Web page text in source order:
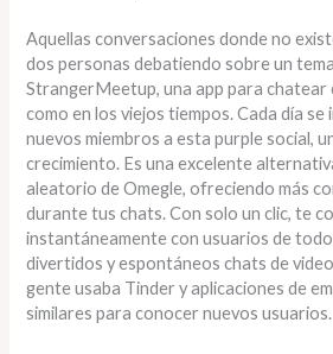
Aquellas conversaciones donde no
dos personas debatiendo sobre un
StrangerMeetup, una app para chatear
como en los viejos tiempos. Cada día se
nuevos miembros a esta purple social,
crecimiento. Es una excelente
aleatorio de Omegle, ofreciendo más
durante tus chats. Con solo un clic, te
instantáneamente con usuarios de
divertidos y espontáneos chats de
gente usaba Tinder y aplicaciones de
similares para conocer nuevos usuarios.